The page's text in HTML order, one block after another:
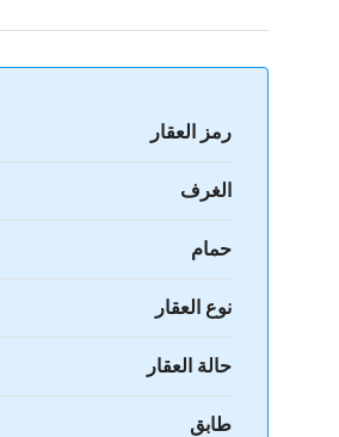
رمز العقار
الغرف
حمام
نوع العقار
حالة العقار
طابق